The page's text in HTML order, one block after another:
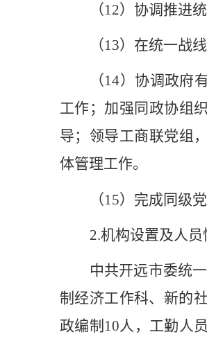
（12）协调推进
（13）在统一战
（14）协调政府
工作；加强同政协组
导；领导工商联党组
体管理工作。
（15）完成同级
2.机构设置及人员
中共开远市委统
制经济工作科、新的
政编制 10人，工勤人